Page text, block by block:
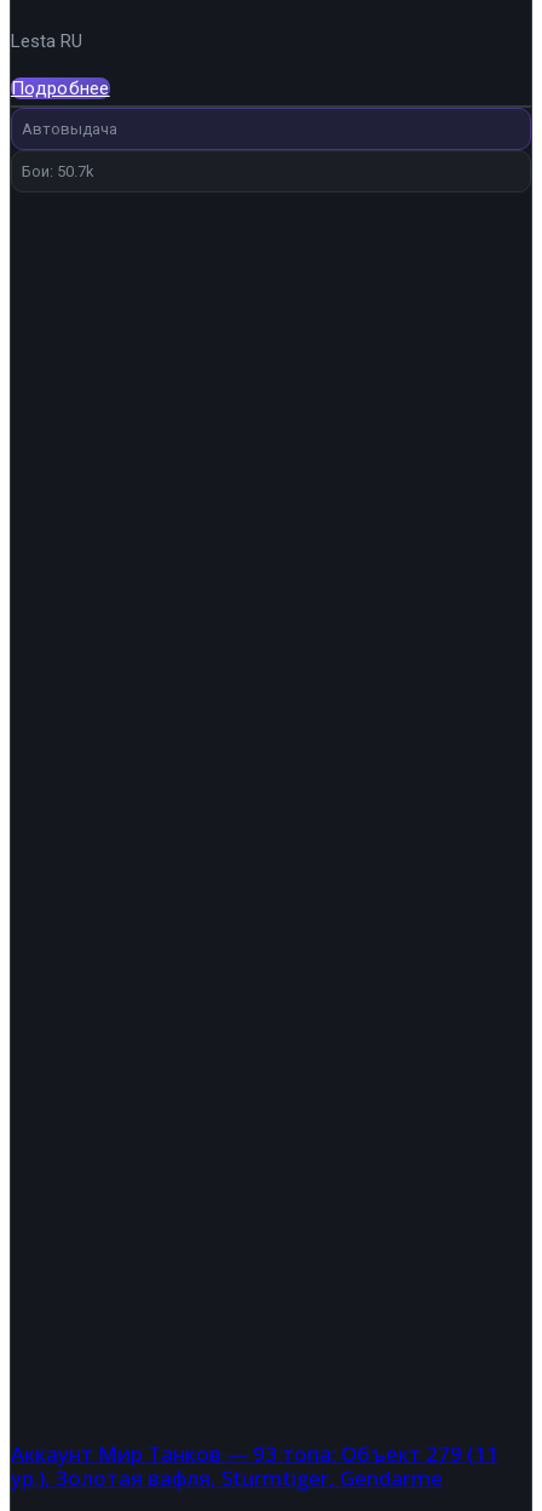
6
400 ₽.
Lesta RU
Подробнее
Автовыдача
Бои: 50.7k
Аккаунт Мир Танков — 93 топа: Объект 279 (11
ур.), Золотая вафля, Sturmtiger, Gendarme